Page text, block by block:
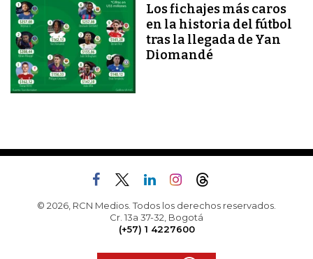
Los fichajes más caros
en la historia del fútbol
tras la llegada de Yan
Diomandé
© 2026, RCN Medios. Todos los derechos reservados.
Cr. 13a 37-32, Bogotá
(+57) 1 4227600